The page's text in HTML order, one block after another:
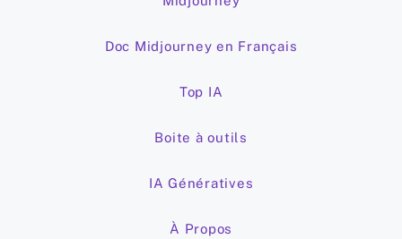
Doc Midjourney en Français
Top IA
Boite à outils
IA Génératives
À Propos